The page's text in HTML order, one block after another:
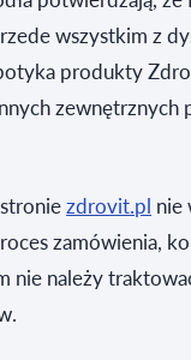
wszystkim z
produkty
zewnętrznych
zdrovit.pl nie
zamówienia,
nie należy